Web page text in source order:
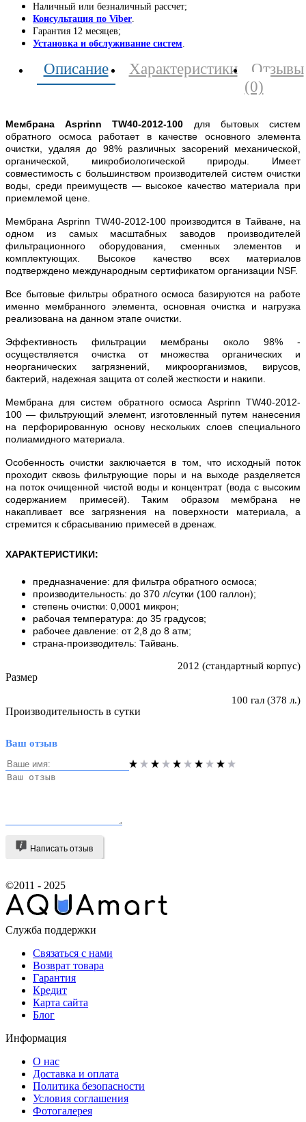
Наличный или безналичный рассчет;
Консультация по Viber
Гарантия 12 месяцев;
Установка и обслуживание систем
Описание Характеристики
Отзывы
(0)
Мембрана Asprinn TW40-2012-100 для бытовых систем
обратного осмоса работает в качестве основного элемента
очистки, удаляя до 98% различных засорений механической,
органической, микробиологической природы. Имеет
совместимость с большинством производителей систем очистки
воды, среди преимуществ — высокое качество материала при
приемлемой цене.
Мембрана Asprinn TW40-2012-100 производится в Тайване, на
одном из самых масштабных заводов производителей
фильтрационного оборудования, сменных элементов и
комплектующих. Высокое качество всех материалов
подтверждено международным сертификатом организации NSF.
Все бытовые фильтры обратного осмоса базируются на работе
именно мембранного элемента, основная очистка и нагрузка
реализована на данном этапе очистки.
Эффективность фильтрации мембраны около 98% -
осуществляется очистка от множества органических и
неорганических загрязнений, микроорганизмов, вирусов,
бактерий, надежная защита от солей жесткости и накипи.
Мембрана для систем обратного осмоса Asprinn TW40-2012-
100 — фильтрующий элемент, изготовленный путем нанесения
на перфорированную основу нескольких слоев специального
полиамидного материала.
Особенность очистки заключается в том, что исходный поток
проходит сквозь фильтрующие поры и на выходе разделяется
на поток очищенной чистой воды и концентрат (вода с высоким
содержанием примесей). Таким образом мембрана не
накапливает все загрязнения на поверхности материала, а
стремится к сбрасыванию примесей в дренаж.
ХАРАКТЕРИСТИКИ:
предназначение: для фильтра обратного осмоса;
производительность: до 370 л/сутки (100 галлон);
степень очистки: 0,0001 микрон;
рабочая температура: до 35 градусов;
рабочее давление: от 2,8 до 8 атм;
страна-производитель: Тайвань.
Размер
2012 (стандартный корпус)
Производительность в сутки
100 гал (378 л.)
Ваш отзыв
Написать отзыв
©2011 - 2025
Служба поддержки
Связаться с нами
Возврат товара
Гарантия
Кредит
Карта сайта
Блог
Информация
О нас
Доставка и оплата
Политика безопасности
Условия соглашения
Фотогалерея